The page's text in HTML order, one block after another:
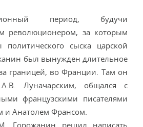
период, будучи
революционером, за которым
политического сыска царской
был вынужден длительное
границей, во Франции. Там он
Луначарским, общался с
французскими писателями
и Анатолем Франсом.
Горожанин решил написать